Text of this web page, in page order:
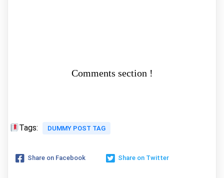
Comments section !
Tags: DUMMY POST TAG
Share on Facebook Share on Twitter